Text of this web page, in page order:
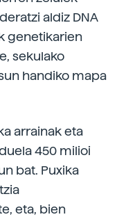
aldiz DNA
genetikarien
sekulako
handiko mapa
arrainak eta
450 milioi
bat. Puxika
eta, bien